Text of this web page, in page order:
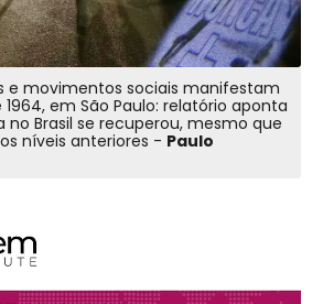
e movimentos sociais manifestam
em São Paulo: relatório aponta
Brasil se recuperou, mesmo que
níveis anteriores - Paulo